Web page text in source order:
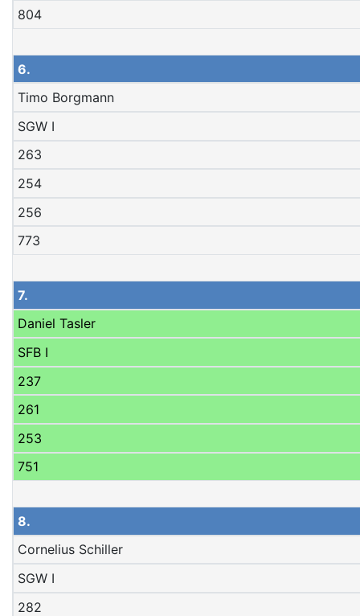
804
6.
Timo Borgmann
SGW I
263
254
256
773
7.
Daniel Tasler
SFB I
237
261
253
751
8.
Cornelius Schiller
SGW I
282